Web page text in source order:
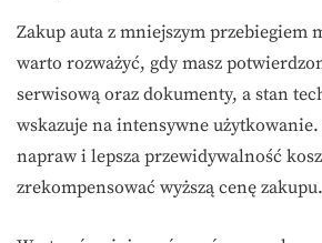
Zakup auta z mniejszym przebiegiem
warto rozważyć, gdy masz
serwisową oraz dokumenty, a stan
wskazuje na intensywne
napraw i lepsza przewidywalność
zrekompensować wyższą cenę zakupu.